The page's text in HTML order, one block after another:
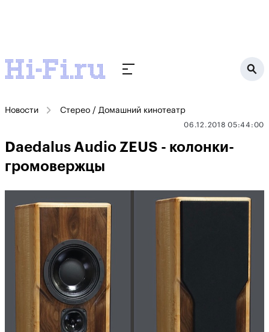
Новости Стерео / Домашний кинотеатр
06.12.2018 05:44:00
Daedalus Audio ZEUS - колонки-
громовержцы